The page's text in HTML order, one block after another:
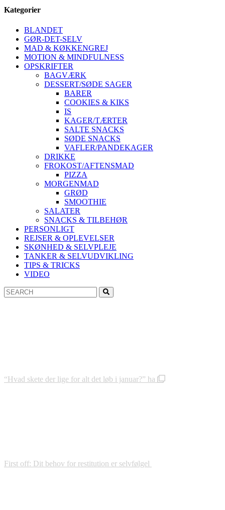
Kategorier
BLANDET
GØR-DET-SELV
MAD & KØKKENGREJ
MOTION & MINDFULNESS
OPSKRIFTER
BAGVÆRK
DESSERT/SØDE SAGER
BARER
COOKIES & KIKS
IS
KAGER/TÆRTER
SALTE SNACKS
SØDE SNACKS
VAFLER/PANDEKAGER
DRIKKE
FROKOST/AFTENSMAD
PIZZA
MORGENMAD
GRØD
SMOOTHIE
SALATER
SNACKS & TILBEHØR
PERSONLIGT
REJSER & OPLEVELSER
SKØNHED & SELVPLEJE
TANKER & SELVUDVIKLING
TIPS & TRICKS
VIDEO
Search
for:
“Hvad skete der lige for alt det løb i januar?” ha
First off: Dit behov for restitution er selvfølgel